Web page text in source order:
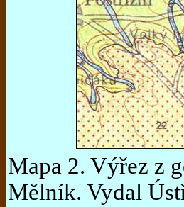
Mapa 2. Výřez z
Mělník. Vydal